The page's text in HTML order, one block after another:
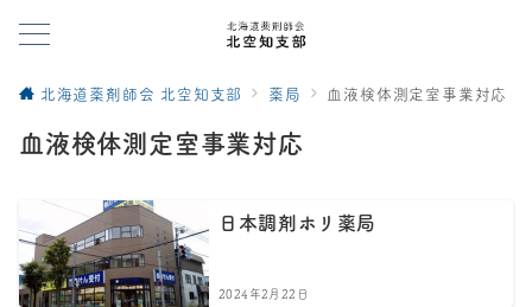
北海道薬剤師会 北空知支部 薬局 血液検体測定室事業対応
血液検体測定室事業対応
日本調剤ホリ薬局
2024年2月22日